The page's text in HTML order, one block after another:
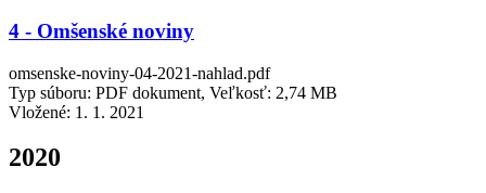
4 - Omšenské noviny
omsenske-noviny-04-2021-nahlad.pdf
Typ súboru: PDF dokument, Veľkosť: 2,74 MB
Vložené: 1. 1. 2021
2020